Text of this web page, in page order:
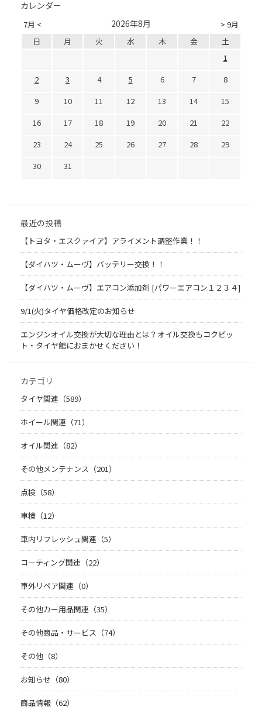
カレンダー
7月 < > 9月
2026年8月
日 月 火 水 木 金
土
1
2
3 4 5 6 7
8
9
10 11 12 13 14
15
16
17 18 19 20 21
22
23
24 25 26 27 28
29
30
31
最近の投稿
【トヨタ・エスクァイア】アライメント調整作業！！
【ダイハツ・ムーヴ】バッテリー交換！！
【ダイハツ・ムーヴ】エアコン添加剤 [パワーエアコン１２３４]
9/1(火)タイヤ価格改定のお知らせ
エンジンオイル交換が大切な理由とは？オイル交換もコクピッ
ト・タイヤ館におまかせください！
カテゴリ
タイヤ関連（589）
ホイール関連（71）
オイル関連（82）
その他メンテナンス（201）
点検（58）
車検（12）
車内リフレッシュ関連（5）
コーティング関連（22）
車外リペア関連（0）
その他カー用品関連（35）
その他商品・サービス（74）
その他（8）
お知らせ（80）
商品情報（62）